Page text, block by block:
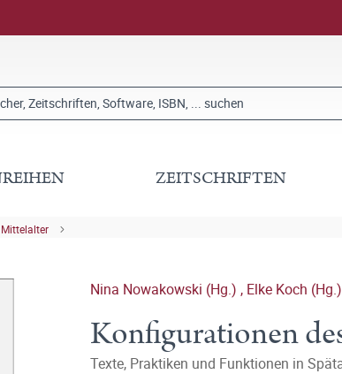
ZEITSCHRIFTEN
Mittelalter
Nina Nowakowski (Hg.) , Elke Koch (Hg.)
Konfigurationen
Texte, Praktiken und Funktionen in